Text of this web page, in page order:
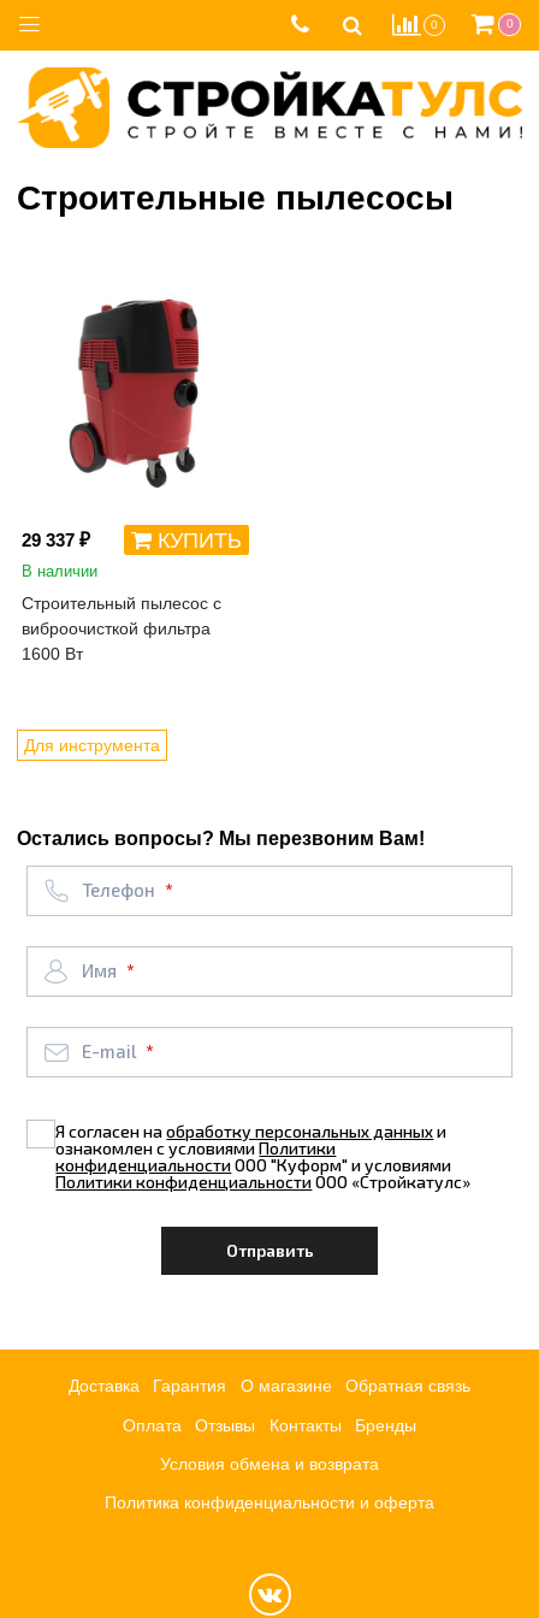
0 0
Cтроительные пылесосы
29 337 ₽ КУПИТЬ
В наличии
Строительный пылесос с
виброочисткой фильтра
1600 Вт
Для инструмента
Остались вопросы? Мы перезвоним Вам!
Телефон
Имя
E-mail
Я согласен наобработку персональных данныхи
ознакомлен с условиямиПолитики
конфиденциальностиООО "Куформ" и условиями
Политики конфиденциальностиООО «Стройкатулс»
Доставка Гарантия О магазине Обратная связь
Оплата Отзывы Контакты Бренды
Условия обмена и возврата
Политика конфиденциальности и оферта